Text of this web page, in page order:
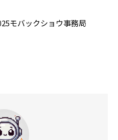
モバックショウ事務局